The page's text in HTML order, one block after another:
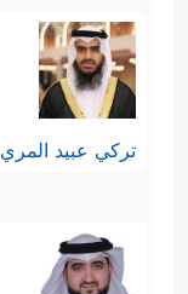
تركي عبيد المري